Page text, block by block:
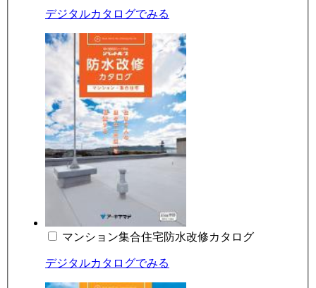
デジタルカタログでみる
マンション集合住宅防水改修カタログ
デジタルカタログでみる